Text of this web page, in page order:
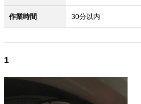
作業時間 30分以内
1